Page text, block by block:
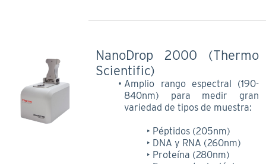
NanoDrop 2000 (Thermo
Scientific)
Amplio rango espectral (190-
840nm) para medir gran
variedad de tipos de muestra:
Péptidos (205nm)
DNA y RNA (260nm)
Proteína (280nm)